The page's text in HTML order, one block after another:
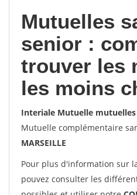
Mutuelles
senior :
trouver les
les moins
Interiale Mutuelle mutuelles
Mutuelle complémentaire
MARSEILLE
Pour plus d'information sur
pouvez consulter les